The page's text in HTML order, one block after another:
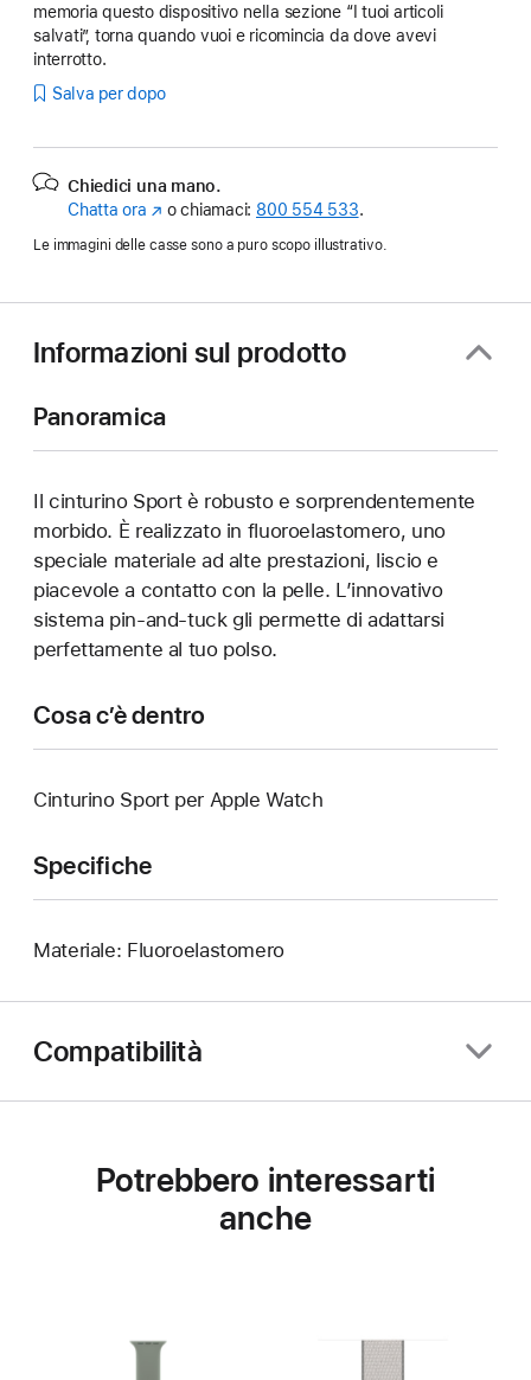
memoria questo dispositivo nella sezione “I tuoi articoli
salvati”, torna quando vuoi e ricomincia da dove avevi
interrotto.
Salva per dopo
Chiedici una mano.
Chatta ora (Si
nuova
o chiamaci: 800 554 533.
Le immagini delle casse sono a puro scopo illustrativo.
Informazioni sul prodotto
Panoramica
Il cinturino Sport è robusto e sorprendentemente
morbido. È realizzato in fluoroelastomero, uno
speciale materiale ad alte prestazioni, liscio e
piacevole a contatto con la pelle. L’innovativo
sistema pin-and-tuck gli permette di adattarsi
perfettamente al tuo polso.
Cosa c’è dentro
Cinturino Sport per Apple Watch
Specifiche
Materiale: Fluoroelastomero
Compatibilità
Potrebbero interessarti
anche